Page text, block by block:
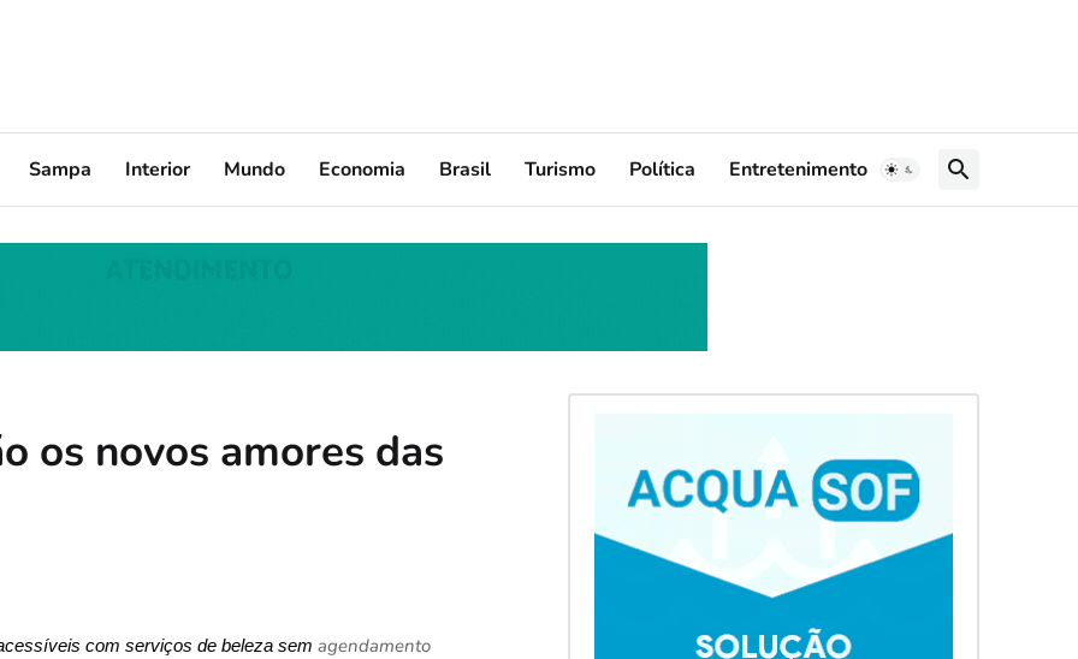
Sampa Interior Mundo Economia Brasil Turismo Política Entretenimento
os novos amores das
com serviços de beleza sem agendamento